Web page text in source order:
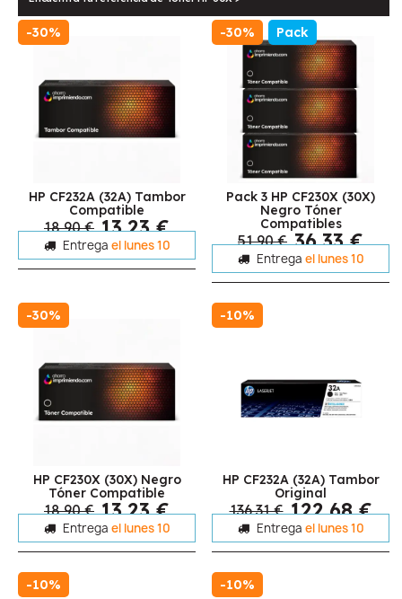
-30%
HP CF232A (32A) Tambor
Compatible
18,90 € 13,23 €
Entrega el lunes 10
-30% Pack
Pack 3 HP CF230X (30X)
Negro Tóner
Compatibles
51,90 € 36,33 €
Entrega el lunes 10
-30%
HP CF230X (30X) Negro
Tóner Compatible
18,90 € 13,23 €
Entrega el lunes 10
-10%
HP CF232A (32A) Tambor
Original
136,31 € 122,68 €
Entrega el lunes 10
-10% -10%